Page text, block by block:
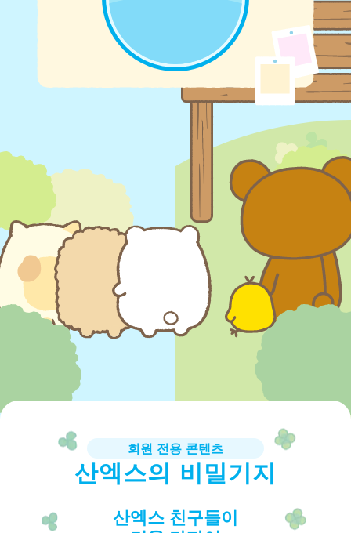
회원 전용 콘텐츠
산엑스의 비밀기지
산엑스 친구들이